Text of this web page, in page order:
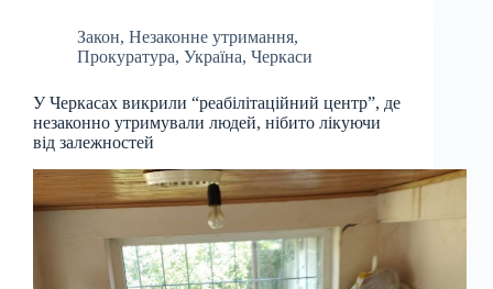
Закон, Незаконне утримання,
Прокуратура, Україна, Черкаси
У Черкасах викрили “реабілітаційний центр”, де
незаконно утримували людей, нібито лікуючи
від залежностей